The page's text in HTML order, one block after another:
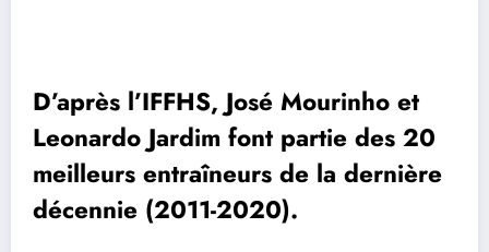
D’après l’IFFHS, José Mourinho et
Leonardo Jardim font partie des 20
meilleurs entraîneurs de la dernière
décennie (2011-2020).